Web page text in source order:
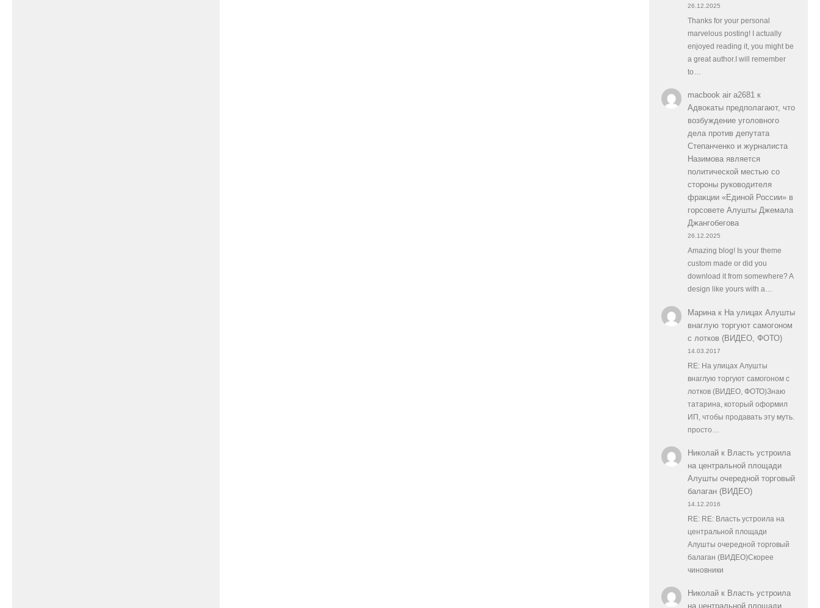
26.12.2025
Thanks for your personal
marvelous posting! I actually
enjoyed reading it, you might be
a great author.I will remember
to…
macbook air a2681к
Адвокаты предполагают, что
возбуждение уголовного
дела против депутата
Степанченко и журналиста
Назимова является
политической местью со
стороны руководителя
фракции «Единой России» в
горсовете Алушты Джемала
Джангобегова
26.12.2025
Amazing blog! Is your theme
custom made or did you
download it from somewhere? A
design like yours with a…
Маринак На улицах Алушты
внаглую торгуют самогоном
с лотков (ВИДЕО, ФОТО)
14.03.2017
RE: На улицах Алушты
внаглую торгуют самогоном с
лотков (ВИДЕО, ФОТО)Знаю
татарина, который оформил
ИП, чтобы продавать эту муть.
просто…
Николайк Власть устроила
на центральной площади
Алушты очередной торговый
балаган (ВИДЕО)
14.12.2016
RE: RE: Власть устроила на
центральной площади
Алушты очередной торговый
балаган (ВИДЕО)Скорее
чиновники
Николайк Власть устроила
на центральной площади